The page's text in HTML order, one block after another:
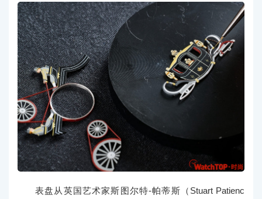
表盘从英国艺术家斯图尔特-帕蒂斯（Stuart Patienc